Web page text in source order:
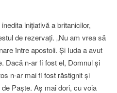
iniţiativă a britanicilor,
de rezervaţi. „Nu am vrea să
între apostoli. Şi Iuda a avut
Dacă n-ar fi fost el, Domnul şi
n-ar mai fi fost răstignit şi
Paşte. Aş mai dori, cu voia